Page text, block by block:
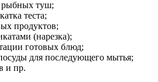
рыбных туш;
теста;
продуктов;
(нарезка);
готовых блюд;
для последующего мытья;
и пр.